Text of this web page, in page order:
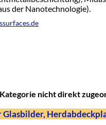
der Nanotechnologie).
nicht direkt
Glasbilder,